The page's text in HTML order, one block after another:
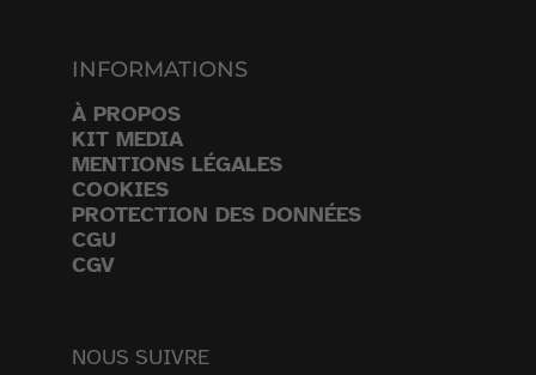
INFORMATIONS
À PROPOS
KIT MEDIA
MENTIONS LÉGALES
COOKIES
PROTECTION DES DONNÉES
CGU
CGV
NOUS SUIVRE